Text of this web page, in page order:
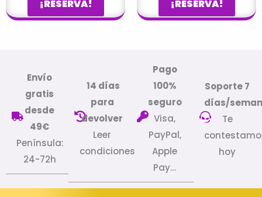
¡RESERVA! ¡RESERVA!
Envío
gratis
desde
49€
Península:
24-72h
14 días
para
devolver
Leer
condiciones
Pago
100%
seguro
Visa,
PayPal,
Apple
Pay…
Soporte 7
días/
Te
hoy